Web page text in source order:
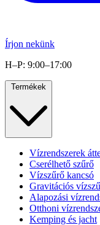
Írjon nekünk
H–P: 9:00–17:00
Termékek
Vízrendszerek
Cserélhető szűrő
Vízszűrő kancsó
Gravitációs
Alapozási
Otthoni
Kemping és jacht